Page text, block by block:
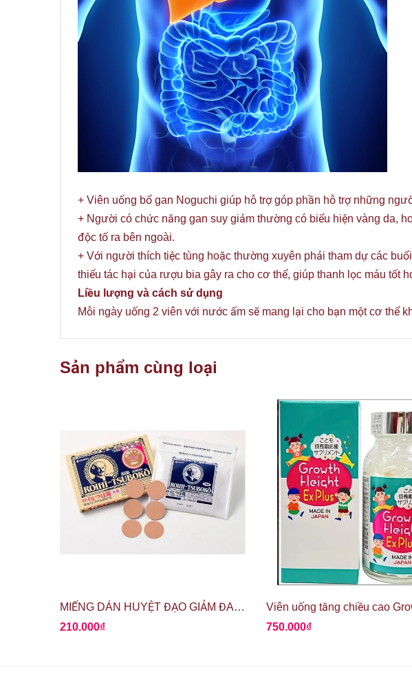
+ Viên uống bổ gan Noguchi giúp hỗ trợ góp phần hỗ trợ những
+ Người có chức năng gan suy giảm thường có biểu hiện vàng da,
độc tố ra bên ngoài.
+ Với người thích tiệc tùng hoặc thường xuyên phải tham dự các
thiểu tác hại của rượu bia gây ra cho cơ thể, giúp thanh lọc máu tốt
Liều lượng và cách sử dụng
Mỗi ngày uống 2 viên với nước ấm sẽ mang lại cho bạn một cơ thể
Sản phẩm cùng loại
MIẾNG DÁN HUYỆT ĐẠO GIẢM ĐAU ROIHI TSUBOKO
210.000₫
750.000₫